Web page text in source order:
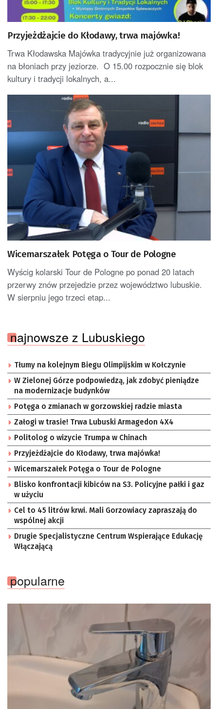
Przyjeżdżajcie do Kłodawy, trwa majówka!
Trwa Kłodawska Majówka tradycyjnie już organizowana
na błoniach przy jeziorze. O 15.00 rozpocznie się blok
kultury i tradycji lokalnych, a...
Wicemarszałek Potęga o Tour de Pologne
Wyścig kolarski Tour de Pologne po ponad 20 latach
przerwy znów przejedzie przez województwo lubuskie.
W sierpniu jego trzeci etap...
najnowsze z Lubuskiego
Tłumy na kolejnym Biegu Olimpijskim w Kołczynie
W Zielonej Górze podpowiedzą, jak zdobyć pieniądze
na modernizacje budynków
Potęga o zmianach w gorzowskiej radzie miasta
Załogi w trasie! Trwa Lubuski Armagedon 4X4
Politolog o wizycie Trumpa w Chinach
Przyjeżdżajcie do Kłodawy, trwa majówka!
Wicemarszałek Potęga o Tour de Pologne
Blisko konfrontacji kibiców na S3. Policyjne pałki i gaz
w użyciu
Cel to 45 litrów krwi. Mali Gorzowiacy zapraszają do
wspólnej akcji
Drugie Specjalistyczne Centrum Wspierające Edukację
Włączającą
popularne